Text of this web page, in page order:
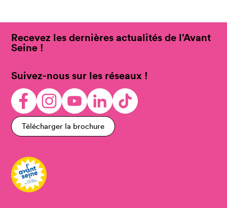
Recevez les dernières actualités de l’Avant
Seine !
Suivez-nous sur les réseaux !
Télécharger la brochure